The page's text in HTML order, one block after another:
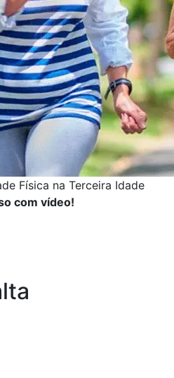
Física na Terceira Idade
com vídeo!